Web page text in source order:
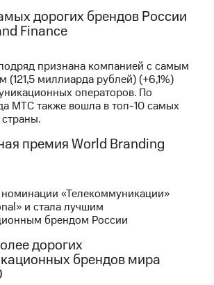
дорогих брендов России
Finance
признана компанией с самым
(121,5 миллиарда рублей) (+6,1%)
операторов. По
МТС также вошла в топ-10 самых
премия World Branding
«Телекоммуникации»
и стала лучшим
брендом России
дорогих
брендов мира